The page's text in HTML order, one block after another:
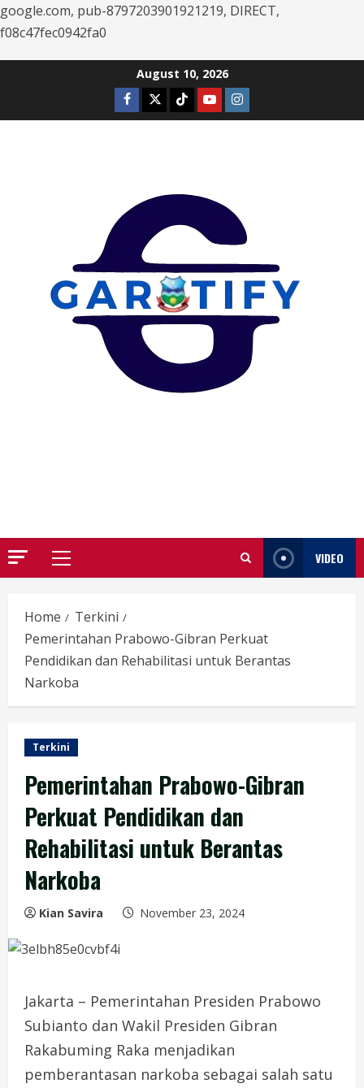
google.com, pub-8797203901921219, DIRECT,
f08c47fec0942fa0
August 10, 2026
Facebook
TwitterTiktokYoutubeInstagram
Primary
VIDEO
Home
Terkini
Pemerintahan Prabowo-Gibran Perkuat
Pendidikan dan Rehabilitasi untuk Berantas
Narkoba
Terkini
Pemerintahan Prabowo-Gibran
Perkuat Pendidikan dan
Rehabilitasi untuk Berantas
Narkoba
Kian Savira November 23, 2024
Jakarta – Pemerintahan Presiden Prabowo
Subianto dan Wakil Presiden Gibran
Rakabuming Raka menjadikan
pemberantasan narkoba sebagai salah satu